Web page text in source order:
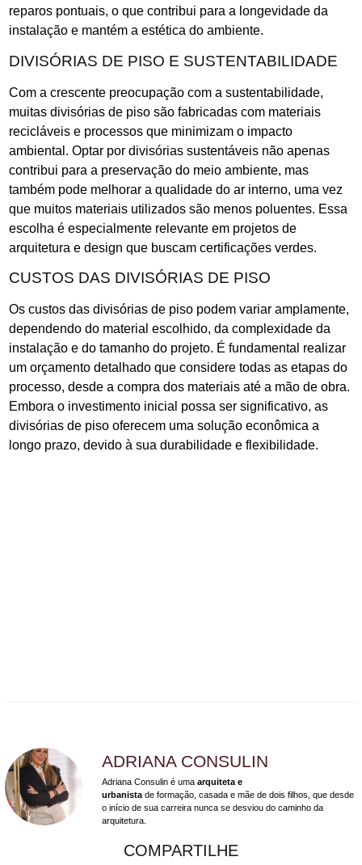
reparos pontuais, o que contribui para a longevidade da
instalação e mantém a estética do ambiente.
DIVISÓRIAS DE PISO E SUSTENTABILIDADE
Com a crescente preocupação com a sustentabilidade,
muitas divisórias de piso são fabricadas com materiais
recicláveis e processos que minimizam o impacto
ambiental. Optar por divisórias sustentáveis não apenas
contribui para a preservação do meio ambiente, mas
também pode melhorar a qualidade do ar interno, uma vez
que muitos materiais utilizados são menos poluentes. Essa
escolha é especialmente relevante em projetos de
arquitetura e design que buscam certificações verdes.
CUSTOS DAS DIVISÓRIAS DE PISO
Os custos das divisórias de piso podem variar amplamente,
dependendo do material escolhido, da complexidade da
instalação e do tamanho do projeto. É fundamental realizar
um orçamento detalhado que considere todas as etapas do
processo, desde a compra dos materiais até a mão de obra.
Embora o investimento inicial possa ser significativo, as
divisórias de piso oferecem uma solução econômica a
longo prazo, devido à sua durabilidade e flexibilidade.
ADRIANA CONSULIN
Adriana Consulin é uma arquiteta e
urbanista de formação, casada e mãe de dois filhos, que desde
o início de sua carreira nunca se desviou do caminho da
arquitetura.
COMPARTILHE